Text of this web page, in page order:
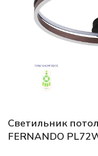
Светильник
FERNANDO